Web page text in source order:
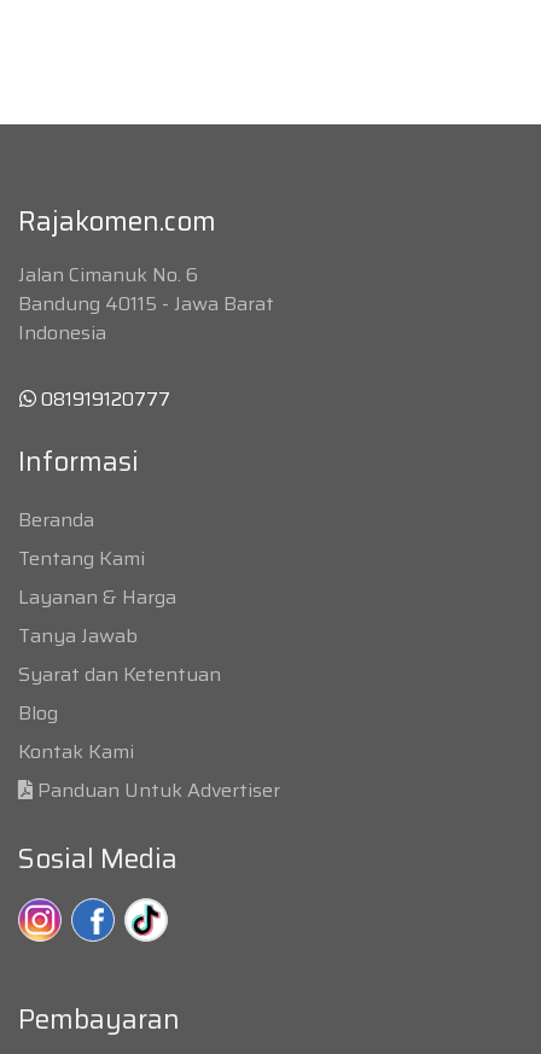
Rajakomen.com
Jalan Cimanuk No. 6
Bandung 40115 - Jawa Barat
Indonesia
081919120777
Informasi
Beranda
Tentang Kami
Layanan & Harga
Tanya Jawab
Syarat dan Ketentuan
Blog
Kontak Kami
Panduan Untuk Advertiser
Sosial Media
Pembayaran